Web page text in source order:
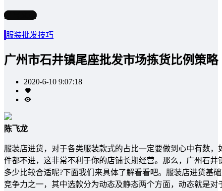
写文章
服装批发技巧
广州市石井镇尾座批发市场拣货比例策略
2020-6-10 9:07:18
陈飞龙
服装店进货，对于各类服装款式的占比一定要做到心中有数
件都不进，这非常不利于你的店铺长期经营。那么，广州石
多少比较合适呢?下面我们来具体了解看看吧。服装店进货
竞争力之一，其中选款分为动态及静态两个方面，动态就是